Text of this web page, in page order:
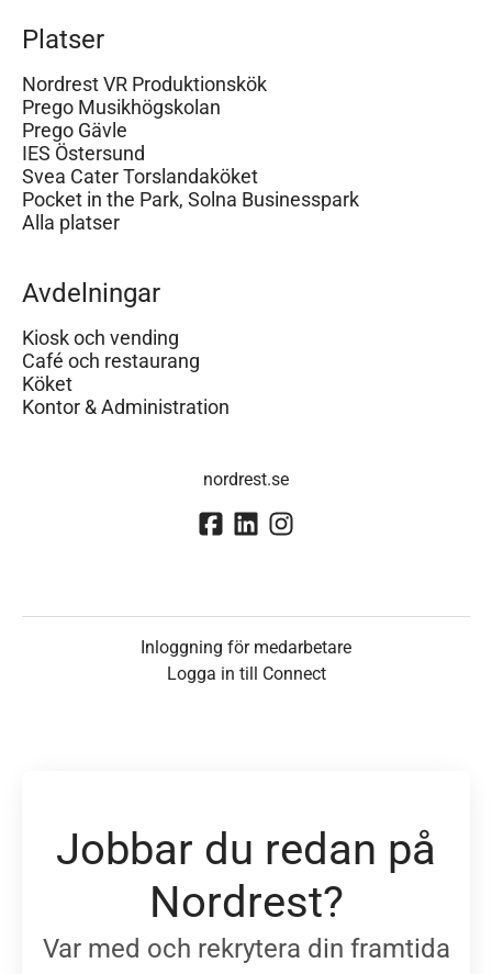
Platser
Nordrest VR Produktionskök
Prego Musikhögskolan
Prego Gävle
IES Östersund
Svea Cater Torslandaköket
Pocket in the Park, Solna Businesspark
Alla platser
Avdelningar
Kiosk och vending
Café och restaurang
Köket
Kontor & Administration
nordrest.se
Inloggning för medarbetare
Logga in till Connect
Jobbar du redan på
Nordrest?
Var med och rekrytera din framtida